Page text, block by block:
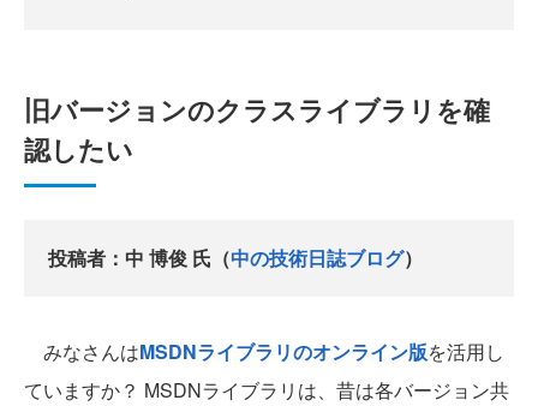
旧バージョンのクラスライブラリを確
認したい
投稿者：中 博俊 氏（中の技術日誌ブログ）
みなさんはMSDNライブラリのオンライン版を活用し
ていますか？ MSDNライブラリは、昔は各バージョン共